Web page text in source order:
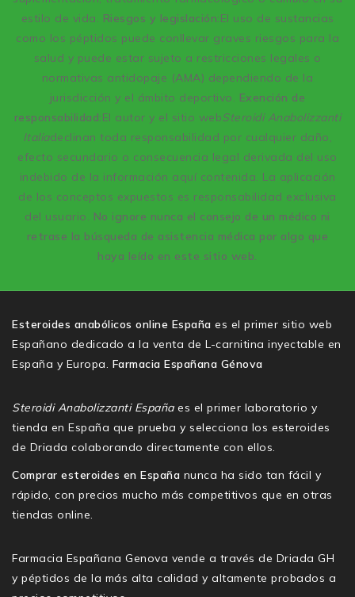
estilo de vida. Riesgos y legislación:El uso de sustancias
como los péptidos puede conllevar graves riesgos para la
salud y puede estar sujeto a restricciones legales o
normativas antidopaje (AMA) dependiendo de la
jurisdicción y el ámbito deportivo. Exención de
responsabilidad:El autor y el sitio webSteroidi Anabolizzanti
Italiadeclinan toda responsabilidad por cualquier daño,
efecto secundario o consecuencia legal derivada del uso
indebido de la información aquí contenida. La aplicación
de los conceptos expuestos es responsabilidad exclusiva
del usuario. No ignore nunca el consejo de un médico ni
retrase la búsqueda de asistencia médica por algo que
haya leído en este sitio web.
Esteroides anabólicos online España es el primer sitio web
Españano dedicado a la venta de L-carnitina inyectable en
España y Europa. Farmacia Españana Génova
Steroidi Anabolizzanti Españaes el primer laboratorio y
tienda en España que prueba y selecciona los esteroides
de Driada colaborando directamente con ellos.
Comprar esteroides en España nunca ha sido tan fácil y
rápido, con precios mucho más competitivos que en otras
tiendas online.
Farmacia Españana Genova vende a través de Driada GH
y péptidos de la más alta calidad y altamente probados a